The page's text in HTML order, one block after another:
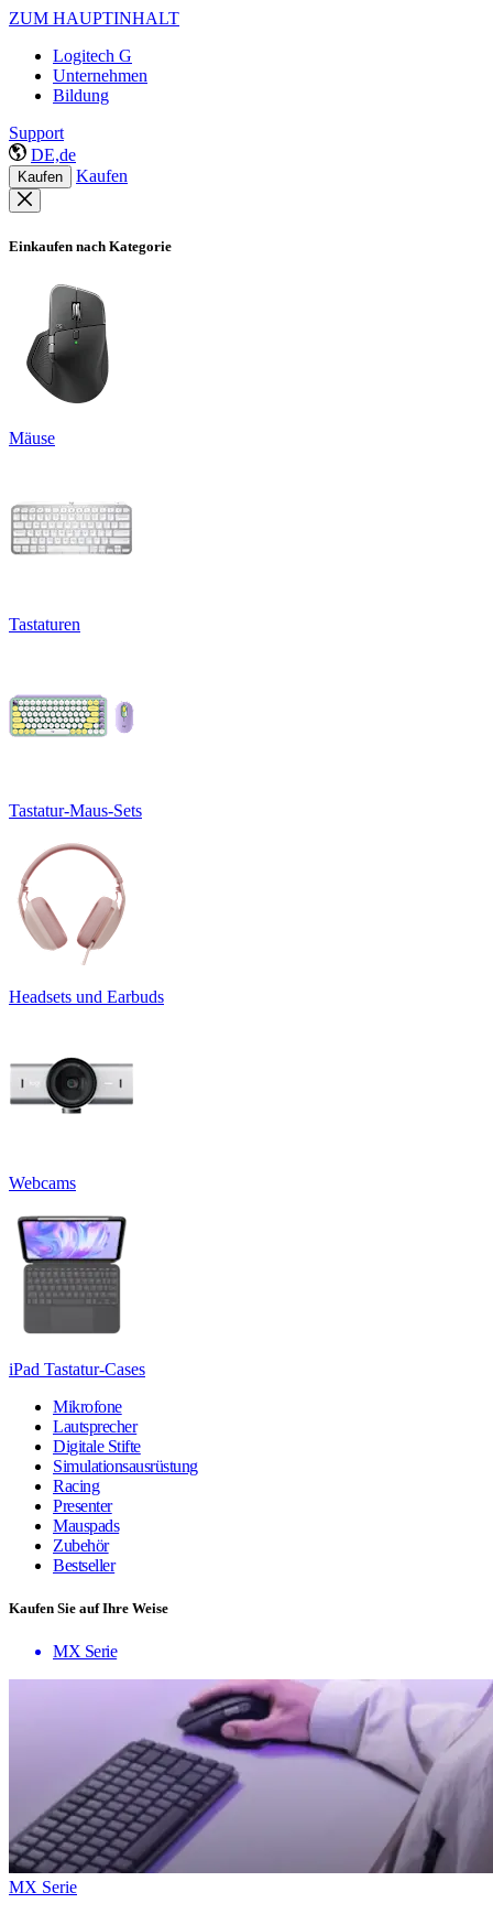
ZUM HAUPTINHALT
Logitech G
Unternehmen
Bildung
Support
DE,de
Kaufen Kaufen
Einkaufen nach Kategorie
Mäuse
Tastaturen
Tastatur-Maus-Sets
Headsets und Earbuds
Webcams
iPad Tastatur-Cases
Mikrofone
Lautsprecher
Digitale Stifte
Simulationsausrüstung
Racing
Presenter
Mauspads
Zubehör
Bestseller
Kaufen Sie auf Ihre Weise
MX Serie
MX Serie